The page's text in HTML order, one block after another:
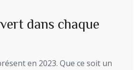
dans chaque
en 2023. Que ce soit un